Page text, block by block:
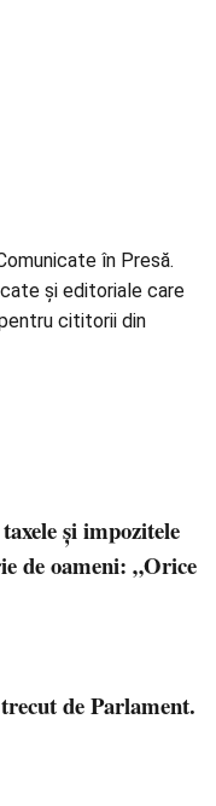
în Presă.
și editoriale care
cititorii din
și impozitele
de oameni: „Orice
de Parlament.